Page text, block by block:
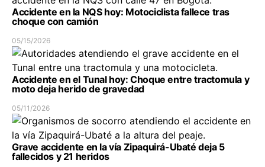
Accidente en la NQS hoy: Motociclista fallece tras
choque con camión
05/15/2026
Accidente en el Tunal hoy: Choque entre tractomula y
moto deja herido de gravedad
05/11/2026
Grave accidente en la vía Zipaquirá-Ubaté deja 5
fallecidos y 21 heridos